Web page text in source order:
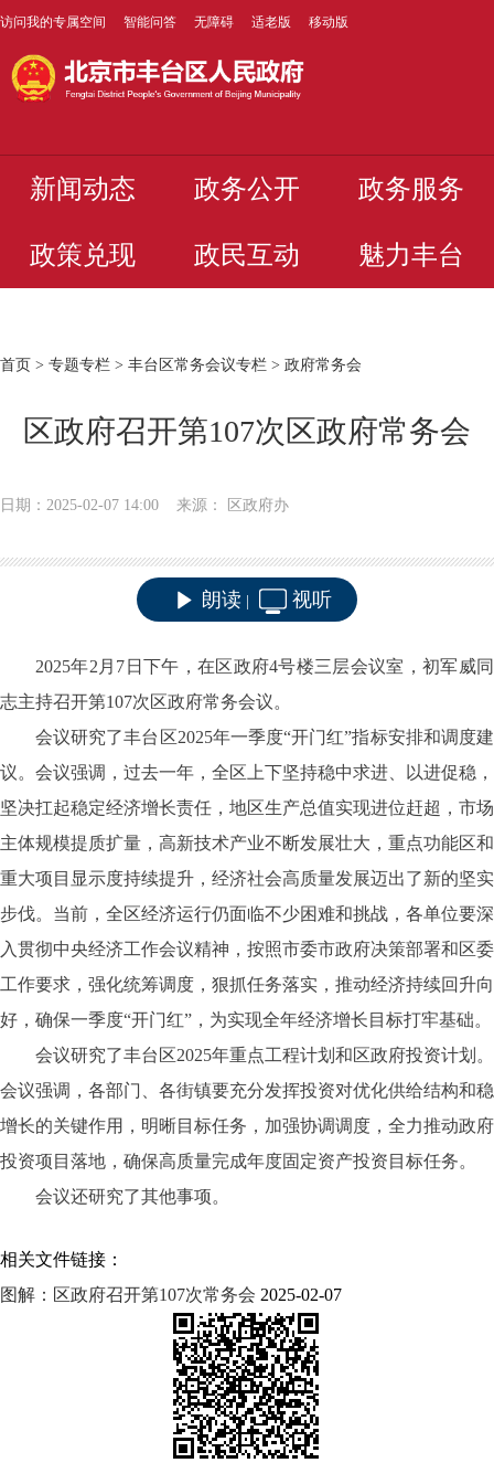
访问我的专属空间 智能问答 无障碍 适老版 移动版
新闻动态 政务公开 政务服务
政策兑现 政民互动 魅力丰台
首页 > 专题专栏 > 丰台区常务会议专栏 > 政府常务会
区政府召开第107次区政府常务会
日期：2025-02-07 14:00 来源： 区政府办
朗读 视听
2025年2月7日下午，在区政府4号楼三层会议室，初军威同
志主持召开第107次区政府常务会议。
会议研究了丰台区2025年一季度“开门红”指标安排和调度建
议。会议强调，过去一年，全区上下坚持稳中求进、以进促稳，
坚决扛起稳定经济增长责任，地区生产总值实现进位赶超，市场
主体规模提质扩量，高新技术产业不断发展壮大，重点功能区和
重大项目显示度持续提升，经济社会高质量发展迈出了新的坚实
步伐。当前，全区经济运行仍面临不少困难和挑战，各单位要深
入贯彻中央经济工作会议精神，按照市委市政府决策部署和区委
工作要求，强化统筹调度，狠抓任务落实，推动经济持续回升向
好，确保一季度“开门红”，为实现全年经济增长目标打牢基础。
会议研究了丰台区2025年重点工程计划和区政府投资计划。
会议强调，各部门、各街镇要充分发挥投资对优化供给结构和稳
增长的关键作用，明晰目标任务，加强协调调度，全力推动政府
投资项目落地，确保高质量完成年度固定资产投资目标任务。
会议还研究了其他事项。
相关文件链接：
图解：区政府召开第107次常务会 2025-02-07